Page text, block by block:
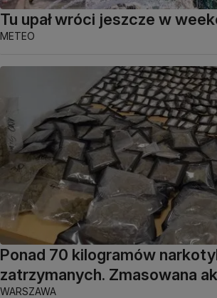
Tu upał wróci jeszcze w
METEO
Ponad 70 kilogramów
zatrzymanych. Zmasowana
WARSZAWA